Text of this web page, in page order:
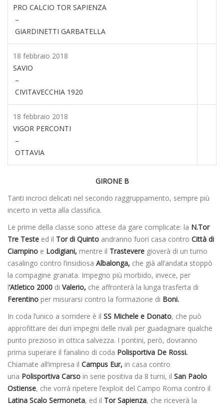
PRO CALCIO TOR SAPIENZA
–
GIARDINETTI GARBATELLA
18 febbraio 2018
SAVIO
–
CIVITAVECCHIA 1920
18 febbraio 2018
VIGOR PERCONTI
–
OTTAVIA
GIRONE B
Tanti incroci delicati nel secondo raggruppamento, sempre più
incerto in vetta alla classifica.
Le prime della classe sono attese da gare complicate: la N.Tor
Tre Teste ed il Tor di Quinto andranno fuori casa contro Città di
Ciampino e Lodigiani, mentre il Trastevere gioverà di un turno
casalingo contro l’insidiosa Albalonga, che già all’andata stoppò
la compagine granata. Impegno più morbido, invece, per
l‘Atletico 2000 di Valerio, che affronterà la lunga trasferta di
Ferentino per misurarsi contro la formazione di Boni.
In coda l’unico a sorridere è il SS Michele e Donato, che può
approfittare dei duri impegni delle rivali per guadagnare qualche
punto prezioso in ottica salvezza. I pontini, però, dovranno
prima superare il fanalino di coda Polisportiva De Rossi.
Chiamate all’impresa il Campus Eur, in casa contro
una Polisportiva Carso in serie positiva da 8 turni, il San Paolo
Ostiense, che vorrà ripetere l’exploit del Campo Roma contro il
Latina Scalo Sermoneta, ed il Tor Sapienza, che riceverà la